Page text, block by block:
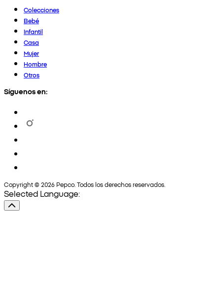
Colecciones
Bebé
Infantil
Casa
Mujer
Hombre
Otros
Síguenos en:
Copyright © 2026 Pepco. Todos los derechos reservados.
Selected Language: